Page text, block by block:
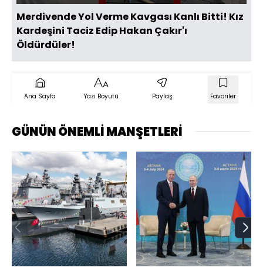
Merdivende Yol Verme Kavgası Kanlı Bitti! Kız
Kardeşini Taciz Edip Hakan Çakır'ı
Öldürdüler!
Ana Sayfa Yazı Boyutu Paylaş Favoriler
GÜNÜN ÖNEMLİ MANŞETLERİ